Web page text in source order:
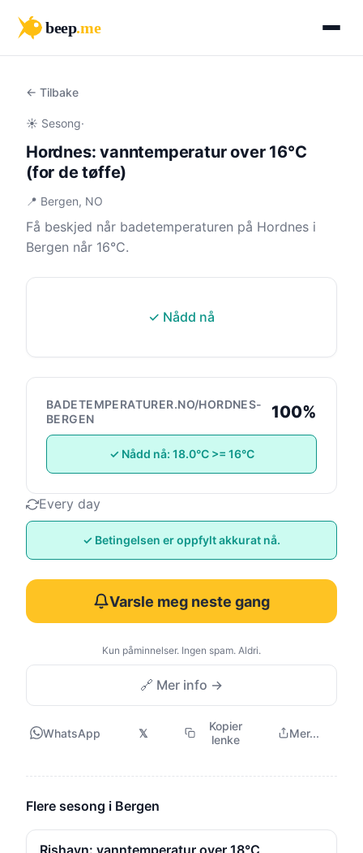
beep.me
← Tilbake
☀️ Sesong·
Hordnes: vanntemperatur over 16°C
(for de tøffe)
📍 Bergen, NO
Få beskjed når badetemperaturen på Hordnes i
Bergen når 16°C.
✓ Nådd nå
BADETEMPERATURER.NO/HORDNES-
BERGEN
100%
✓ Nådd nå: 18.0°C >= 16°C
Every day
✓ Betingelsen er oppfylt akkurat nå.
Varsle meg neste gang
Kun påminnelser. Ingen spam. Aldri.
🔗 Mer info →
WhatsApp 𝕏
Kopier
lenke
Mer...
Flere sesong i Bergen
Rishavn: vanntemperatur over 18°C